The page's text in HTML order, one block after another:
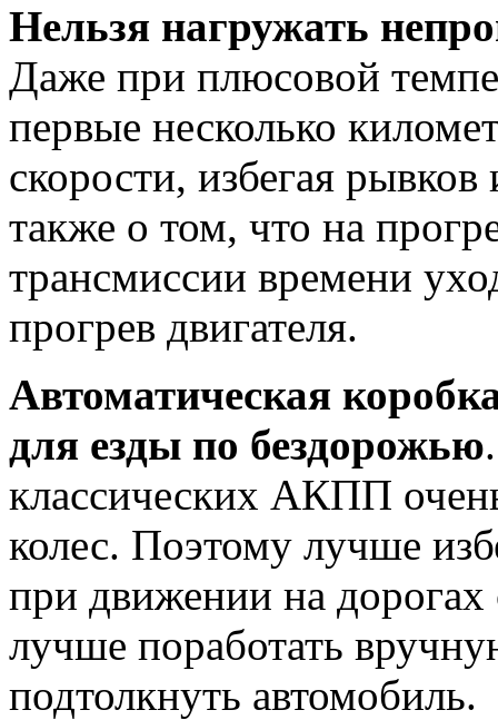
Нельзя нагружать
Даже при плюсовой
первые несколько
скорости, избегая
также о том, что на
трансмиссии времени
прогрев двигателя.
Автоматическая
для езды по бездорожью
классических АКПП
колес. Поэтому лучше
при движении на
лучше поработать
подтолкнуть автомобиль.